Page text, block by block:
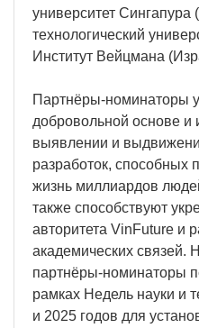
университет Сингапура
технологический
Институт Вейцмана
Партнёры-номинаторы
добровольной основе и
выявлении и
разработок, способных
жизнь миллиардов
также способствуют
авторитета VinFuture и
академических
партнёры-номинаторы
рамках Недель науки и
и 2025 годов для